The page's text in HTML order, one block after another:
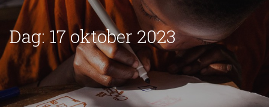
Dag:17 oktober 2023